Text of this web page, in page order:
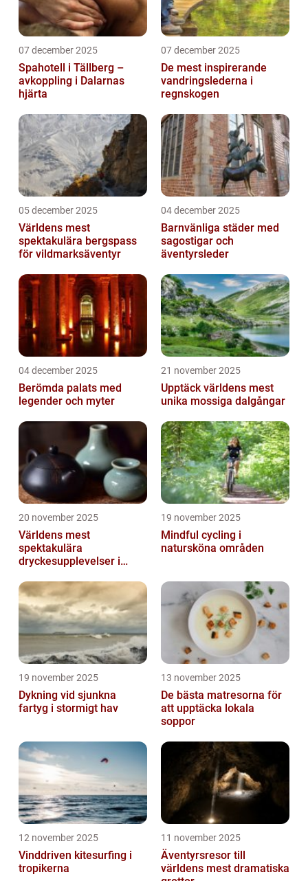
07 december 2025
Spahotell i Tällberg –
avkoppling i Dalarnas
hjärta
07 december 2025
De mest inspirerande
vandringslederna i
regnskogen
05 december 2025
Världens mest
spektakulära bergspass
för vildmarksäventyr
04 december 2025
Barnvänliga städer med
sagostigar och
äventyrsleder
04 december 2025
Berömda palats med
legender och myter
21 november 2025
Upptäck världens mest
unika mossiga dalgångar
20 november 2025
Världens mest
spektakulära
dryckesupplevelser i
19 november 2025
Mindful cycling i
natursköna områden
19 november 2025
Dykning vid sjunkna
fartyg i stormigt hav
13 november 2025
De bästa matresorna för
att upptäcka lokala
soppor
12 november 2025
Vinddriven kitesurfing i
tropikerna
11 november 2025
Äventyrsresor till
världens mest dramatiska